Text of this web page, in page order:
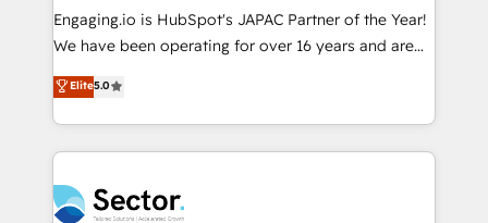
contratar e pagar a HubSpot em reais com nota
fiscal no Brasil e gerar economia de até 50% na
Oferecemos ainda agentes de IA especializados em
HubSpot que automatizam tarefas executam rotinas
empresas em 13 países utilizam a Nexforce. Somos
Engaging.io is HubSpot's JAPAC Partner of the Year!
We have been operating for over 16 years and are
one of HubSpot's most experienced and technically
capable Agency Partners globally. We specialise in
complex CRM migrations, implementations,
integrations, custom CMS portal development,
businesses. Our teams are based in North America
Elite5.0